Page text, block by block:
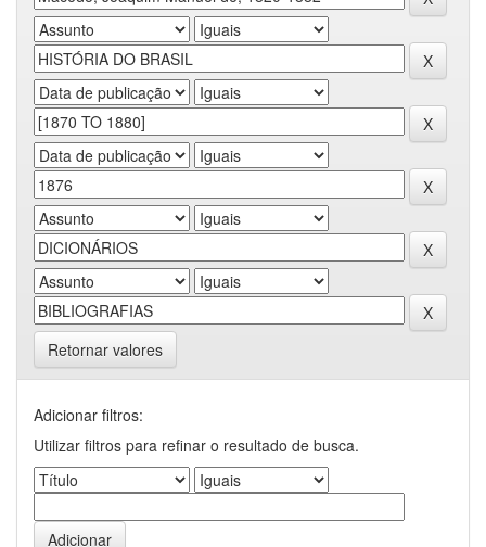
Retornar valores
Adicionar filtros:
Utilizar filtros para refinar o resultado de busca.